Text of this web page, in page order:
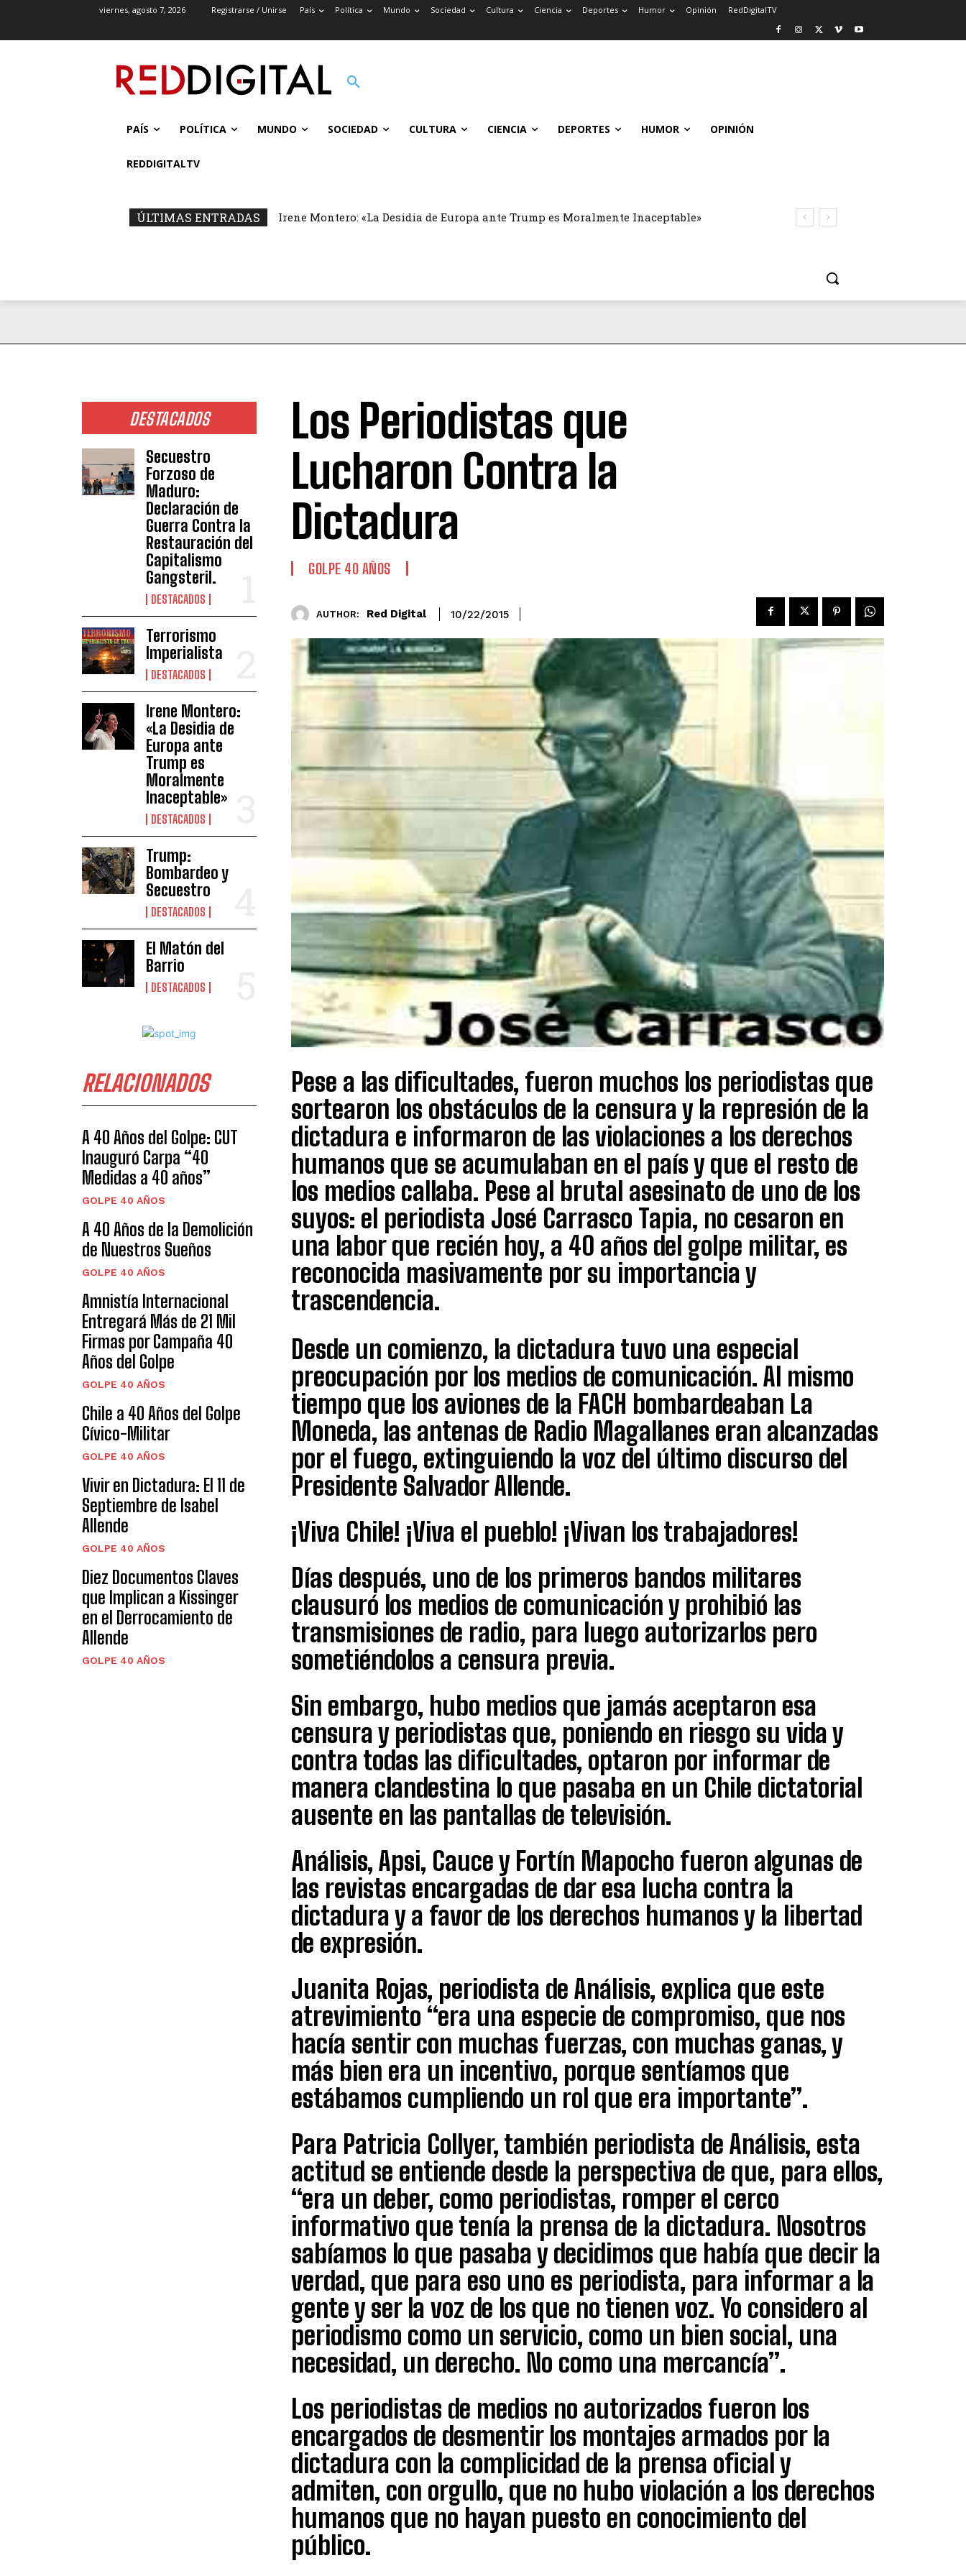
viernes, agosto 7, 2026 Registrarse / Unirse País Política Mundo Sociedad Cultura Ciencia Deportes Humor Opinión RedDigitalTV
PAÍS POLÍTICA MUNDO SOCIEDAD CULTURA CIENCIA DEPORTES HUMOR OPINIÓN
REDDIGITALTV
ÚLTIMAS ENTRADAS Irene Montero: «La Desidia de Europa ante Trump es Moralmente Inaceptable»
DESTACADOS
Secuestro
Forzoso de
Maduro:
Declaración de
Guerra Contra la
Restauración del
Capitalismo
Gangsteril.
DESTACADOS
Terrorismo
Imperialista
DESTACADOS
Irene Montero:
«La Desidia de
Europa ante
Trump es
Moralmente
Inaceptable»
DESTACADOS
Trump:
Bombardeo y
Secuestro
DESTACADOS
El Matón del
Barrio
DESTACADOS
RELACIONADOS
A 40 Años del Golpe: CUT
Inauguró Carpa “40
Medidas a 40 años”
GOLPE 40 AÑOS
A 40 Años de la Demolición
de Nuestros Sueños
GOLPE 40 AÑOS
Amnistía Internacional
Entregará Más de 21 Mil
Firmas por Campaña 40
Años del Golpe
GOLPE 40 AÑOS
Chile a 40 Años del Golpe
Cívico-Militar
GOLPE 40 AÑOS
Vivir en Dictadura: El 11 de
Septiembre de Isabel
Allende
GOLPE 40 AÑOS
Diez Documentos Claves
que Implican a Kissinger
en el Derrocamiento de
Allende
GOLPE 40 AÑOS
Los Periodistas que
Lucharon Contra la
Dictadura
GOLPE 40 AÑOS
AUTHOR: Red Digital 10/22/2015
Pese a las dificultades, fueron muchos los periodistas que
sortearon los obstáculos de la censura y la represión de la
dictadura e informaron de las violaciones a los derechos
humanos que se acumulaban en el país y que el resto de
los medios callaba. Pese al brutal asesinato de uno de los
suyos: el periodista José Carrasco Tapia, no cesaron en
una labor que recién hoy, a 40 años del golpe militar, es
reconocida masivamente por su importancia y
trascendencia.
Desde un comienzo, la dictadura tuvo una especial
preocupación por los medios de comunicación. Al mismo
tiempo que los aviones de la FACH bombardeaban La
Moneda, las antenas de Radio Magallanes eran alcanzadas
por el fuego, extinguiendo la voz del último discurso del
Presidente Salvador Allende.
¡Viva Chile! ¡Viva el pueblo! ¡Vivan los trabajadores!
Días después, uno de los primeros bandos militares
clausuró los medios de comunicación y prohibió las
transmisiones de radio, para luego autorizarlos pero
sometiéndolos a censura previa.
Sin embargo, hubo medios que jamás aceptaron esa
censura y periodistas que, poniendo en riesgo su vida y
contra todas las dificultades, optaron por informar de
manera clandestina lo que pasaba en un Chile dictatorial
ausente en las pantallas de televisión.
Análisis, Apsi, Cauce y Fortín Mapocho fueron algunas de
las revistas encargadas de dar esa lucha contra la
dictadura y a favor de los derechos humanos y la libertad
de expresión.
Juanita Rojas, periodista de Análisis, explica que este
atrevimiento “era una especie de compromiso, que nos
hacía sentir con muchas fuerzas, con muchas ganas, y
más bien era un incentivo, porque sentíamos que
estábamos cumpliendo un rol que era importante”.
Para Patricia Collyer, también periodista de Análisis, esta
actitud se entiende desde la perspectiva de que, para ellos,
“era un deber, como periodistas, romper el cerco
informativo que tenía la prensa de la dictadura. Nosotros
sabíamos lo que pasaba y decidimos que había que decir la
verdad, que para eso uno es periodista, para informar a la
gente y ser la voz de los que no tienen voz. Yo considero al
periodismo como un servicio, como un bien social, una
necesidad, un derecho. No como una mercancía”.
Los periodistas de medios no autorizados fueron los
encargados de desmentir los montajes armados por la
dictadura con la complicidad de la prensa oficial y
admiten, con orgullo, que no hubo violación a los derechos
humanos que no hayan puesto en conocimiento del
público.